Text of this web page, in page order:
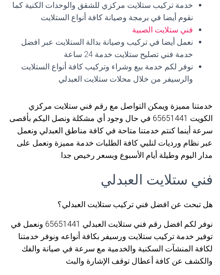
خدمة تركيب ستلايت مركزي للشقق والوحدات الكنية كما
نقوم أيضا في برمجة وصيانة كافة أنواع الستلايت
فني ستلايت الصبية
نعمل أيضا في تركيب وصيانة بدالة الستلايت عبر افضل
خدمة فني تصليح ستلايت خدمة 24 ساعة
نوفر لكم خدمة بيع وشراء وتركيب كافة أنواع الستلايت
والرسيفر من خلال محلات ستلايت العبدلي
خدمتنا مميزة ويمكن التواصل مع رقم فني ستلايت مركزي
الكويت 65651441 في حال وجود أي مشكلة ونصل اليكم بأقصى
سرعة أينما كنتم خدمتنا متاحة في كافة مناطق العبدلي ونعمل
عبر نظام ورديات لنلبي كافة الطلبات خدمة مميزة ونعمل على
مدار اليوم وطيلة أيام الأسبوع وبسعر رخيص جدا.
فني ستلايت العبدلي
هل تبحث عن افضل فني تركيب ستلايت العبدلي؟
نوفر لكم افضل رقم فني ستلايت العبدلي 65651441 ونعمل في
توفير خدمة تركيب ستلايت ورسيفر بكافة أنواعه ونوفر خدمتنا
لكافة المنشآت السكنية والخدمية مع سرعة في صيانة والفك
والكشف عن كافة أعطال توقف الإشارة والبث